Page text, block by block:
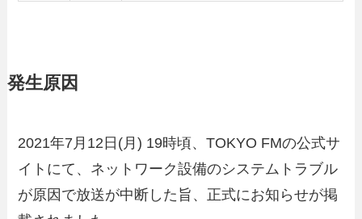
発生原因
2021年7月12日(月) 19時頃、TOKYO FMの公式サ
イトにて、ネットワーク設備のシステムトラブル
が原因で放送が中断した旨、正式にお知らせが掲